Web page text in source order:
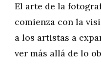
El arte de la
comienza con la
a los artistas a
ver más allá de lo